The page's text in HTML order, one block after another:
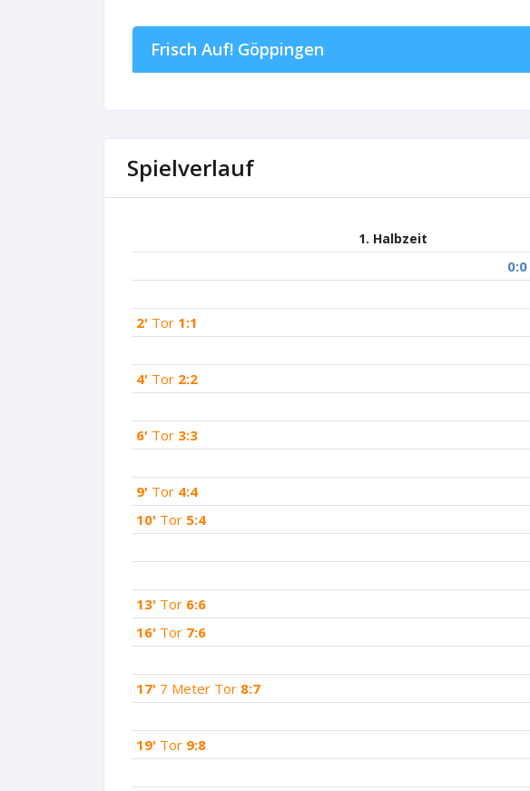
Frisch Auf! Göppingen
Spielverlauf
1. Halbzeit
0:0
2' Tor 1:1
4' Tor 2:2
6' Tor 3:3
9' Tor 4:4
10' Tor 5:4
13' Tor 6:6
16' Tor 7:6
17' 7 Meter Tor 8:7
19' Tor 9:8